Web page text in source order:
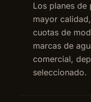
Los planes de
mayor
cuotas de
marcas de
comercial,
seleccionado.